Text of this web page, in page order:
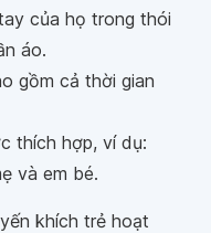
của họ trong thói
áo.
gồm cả thời gian
thích hợp, ví dụ:
và em bé.
khích trẻ hoạt